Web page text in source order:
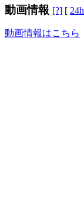
動画情報 [?] [ 24h
動画情報はこちら